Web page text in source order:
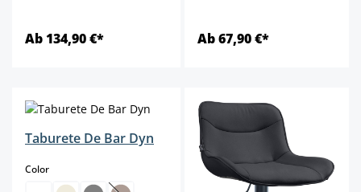
Ab 134,90 €* Ab 67,90 €*
Taburete De Bar Dyn
Colorselect